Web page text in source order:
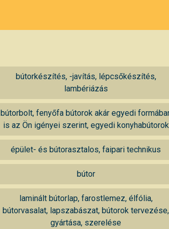
bútorkészítés, -javítás, lépcsőkészítés,
lambériázás
bútorbolt, fenyőfa bútorok akár egyedi
is az Ön igényei szerint, egyedi konyhabútorok
épület- és bútorasztalos, faipari technikus
bútor
laminált bútorlap, farostlemez, élfólia,
bútorvasalat, lapszabászat, bútorok tervezése,
gyártása, szerelése